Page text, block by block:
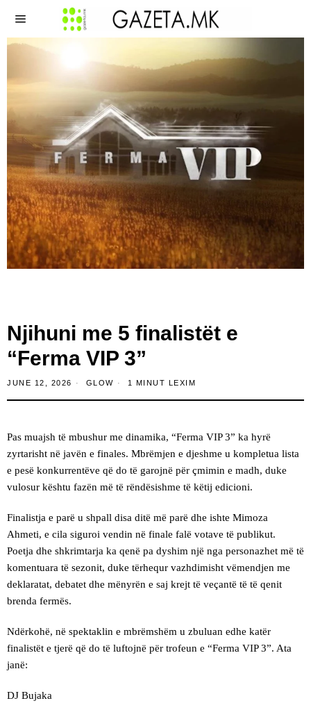
Njihuni me 5 finalistët e
“Ferma VIP 3”
JUNE 12, 2026 GLOW 1 MINUT LEXIM
Pas muajsh të mbushur me dinamika, “Ferma VIP 3” ka hyrë
zyrtarisht në javën e finales. Mbrëmjen e djeshme u kompletua lista
e pesë konkurrentëve që do të garojnë për çmimin e madh, duke
vulosur kështu fazën më të rëndësishme të këtij edicioni.
Finalistja e parë u shpall disa ditë më parë dhe ishte Mimoza
Ahmeti, e cila siguroi vendin në finale falë votave të publikut.
Poetja dhe shkrimtarja ka qenë pa dyshim një nga personazhet më të
komentuara të sezonit, duke tërhequr vazhdimisht vëmendjen me
deklaratat, debatet dhe mënyrën e saj krejt të veçantë të të qenit
brenda fermës.
Ndërkohë, në spektaklin e mbrëmshëm u zbuluan edhe katër
finalistët e tjerë që do të luftojnë për trofeun e “Ferma VIP 3”. Ata
janë:
DJ Bujaka